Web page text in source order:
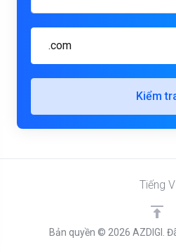
.com
Kiểm
Bản quyền © 2026 AZDIGI.
Tiếng